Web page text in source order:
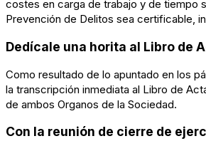
costes en carga de trabajo y de tiempo
Prevención de Delitos sea certificable,
Dedícale una horita al Libro de
Como resultado de lo apuntado en los
la transcripción inmediata al Libro de
de ambos Organos de la Sociedad.
Con la reunión de cierre de